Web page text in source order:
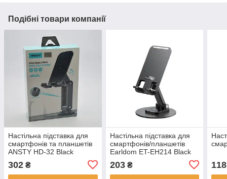
Подібні товари компанії
Настільна підставка для
смартфонів та планшетів
ANSTY HD-32 Black
302 ₴
Настільна підставка для
смартфонів/планшетів
Earldom ET-EH214 Black
203₴ 118